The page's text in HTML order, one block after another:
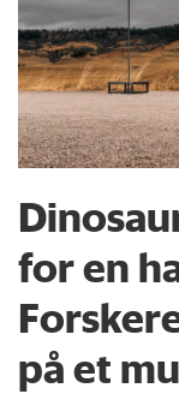
for en
på et